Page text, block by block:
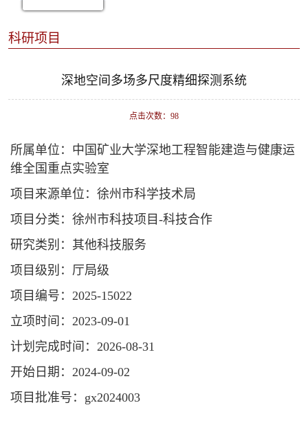
科研项目
深地空间多场多尺度精细探测系统
点击次数： 98
所属单位：中国矿业大学深地工程智能建造与健康运
维全国重点实验室
项目来源单位：徐州市科学技术局
项目分类：徐州市科技项目-科技合作
研究类别：其他科技服务
项目级别：厅局级
项目编号：2025-15022
立项时间：2023-09-01
计划完成时间：2026-08-31
开始日期：2024-09-02
项目批准号：gx2024003